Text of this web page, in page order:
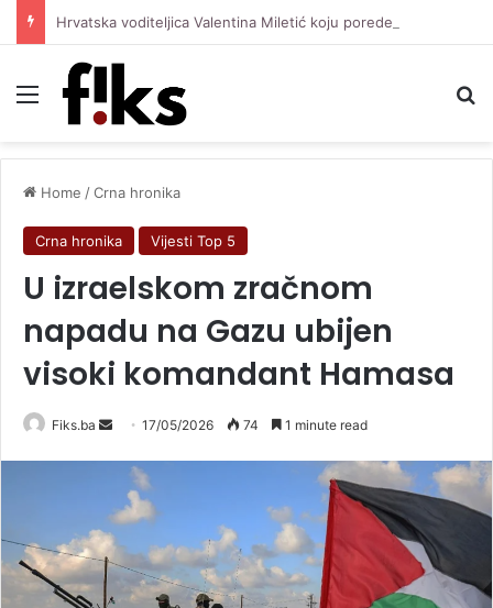
Menu
Home /Crna hronika
Crna hronika Vijesti Top 5
U izraelskom zračnom
napadu na Gazu ubijen
visoki komandant Hamasa
Fiks.ba
Send
email
17/05/2026 74 1 minute read